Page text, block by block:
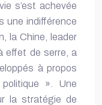
s’est achevée
une indifférence
la Chine, leader
effet de serre, a
à propos
». Une
la stratégie de